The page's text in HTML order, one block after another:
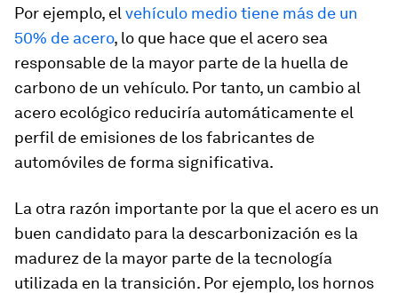
Por ejemplo, el vehículo medio tiene más de un
50% de acero, lo que hace que el acero sea
responsable de la mayor parte de la huella de
carbono de un vehículo. Por tanto, un cambio al
acero ecológico reduciría automáticamente el
perfil de emisiones de los fabricantes de
automóviles de forma significativa.
La otra razón importante por la que el acero es un
buen candidato para la descarbonización es la
madurez de la mayor parte de la tecnología
utilizada en la transición. Por ejemplo, los hornos